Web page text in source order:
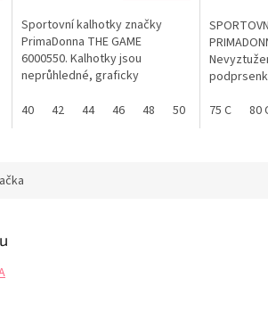
Sportovní kalhotky značky
PrimaDonna THE GAME
6000550. Kalhotky jsou
neprůhledné, graficky
střihu a prodyšnému materiálu
Doporučujeme. Tabulka
40 42 44 46 48 50 52
odvodem
75 C 80